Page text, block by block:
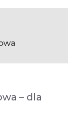
– dla